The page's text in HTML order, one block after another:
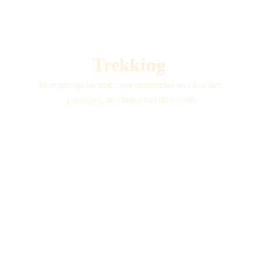
Trekking
Bien plus qu'un trek : une immersion au cœur des
paysages, de l'histoire et du vivant.